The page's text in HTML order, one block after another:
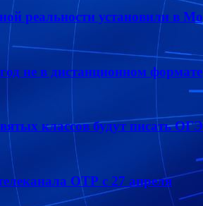
реальности установили в
не в дистанционном формате
классов будут писать
ОТР с 27 апреля